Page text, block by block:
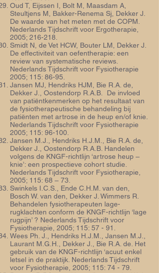
Oud T, Eijssen I, Bolt M, Maasdam A,
Steultjens M, Bakker-Renema Sj, Dekker J.
De waarde van het meten met de COPM.
Nederlands Tijdschrift voor Ergotherapie,
2005; 216-218.
Smidt N, de Vet HCW, Bouter LM, Dekker J.
De effectiviteit van oefentherapie: een
review van systematische reviews.
Nederlands Tijdschrift voor Fysiotherapie
2005; 115: 86-95.
Jansen MJ, Hendriks HJM, Bie R.A. de,
Dekker J., Oostendorp R.A.B. De invloed
van patiëntkenmerken op het resultaat van
de fysiotherapeutische behandeling bij
patiënten met artrose in de heup en/of knie.
Nederlands Tijdschrift voor Fysiotherapie
2005; 115: 96-100.
Jansen M.J., Hendriks H.J.M., Bie R.A. de,
Dekker J., Oostendorp R.A.B. Handelen
volgens de KNGF-richtlijn ‘artrose heup –
knie’: een prospectieve cohort studie.
Nederlands Tijdschrift voor Fysiotherapie,
2005; 115: 68 – 73.
Swinkels I.C.S., Ende C.H.M. van den,
Bosch W. van den, Dekker J. Wimmers R.
Behandelen fysiotherapeuten lage-
rugklachten conform de KNGF-richtlijn ‘lage
rugpijn’ ? Nederlands Tijdschrift voor
Fysiotherapie, 2005; 115: 57 - 91.
Wees Ph. J., Hendriks H.J.M., Jansen M.J.,
Laurant M.G.H., Dekker J., Bie R.A. de. Het
gebruik van de KNGF-richtlijn ‘acuut enkel
letsel in de praktijk. Nederlands Tijdschrift
voor Fysiotherapie, 2005; 115: 74 - 79.